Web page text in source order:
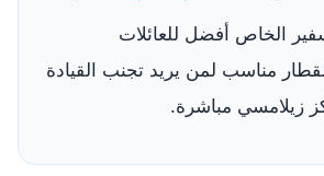
الخاص أفضل للعائلات
مناسب لمن يريد تجنب القيادة
زيلامسي مباشرة.